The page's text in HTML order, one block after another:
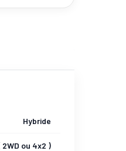
Hybride
ou 4x2 )